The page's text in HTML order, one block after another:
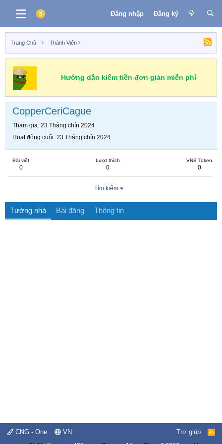
Đăng nhập Đăng ký
Trang Chủ Thành Viên
Hướng dẫn kiếm tiền đơn giản miễn phí
CopperCeriCague
Tham gia 23 Tháng chín 2024
Hoạt động cuối 23 Tháng chín 2024
Bài viết
0
Lượt thích
0
VNB Token
0
Tìm kiếm
Tường nhà Bài đăng Thông tin
CNG - One VN Trợ giúp
R